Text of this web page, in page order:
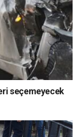
seçemeyecek